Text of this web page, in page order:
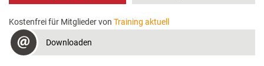
Kostenfrei für Mitglieder von Training aktuell
Downloaden